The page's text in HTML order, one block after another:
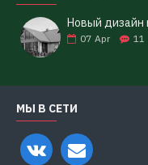
Новый дизайн
07 Apr 11
МЫ В СЕТИ